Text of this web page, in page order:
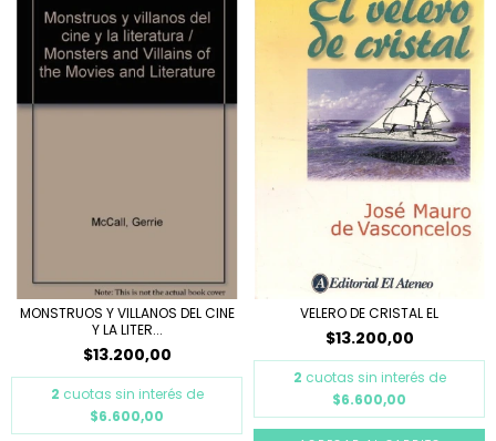
MONSTRUOS Y VILLANOS DEL CINE
Y LA LITER...
$13.200,00
2 cuotas sin interés de
$6.600,00
VELERO DE CRISTAL EL
$13.200,00
2 cuotas sin interés de
$6.600,00